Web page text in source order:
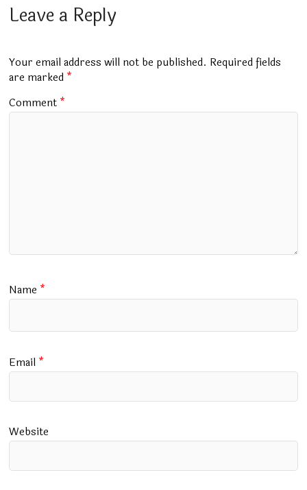
b
o
k
s
p
p
bl er
m
Leave a Reply
Your email address will not be published. Required fields
are marked *
Comment *
Name *
Email *
Website